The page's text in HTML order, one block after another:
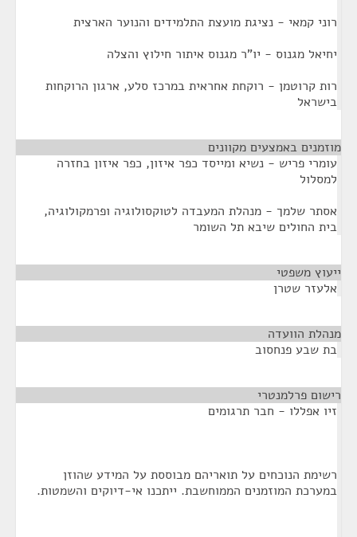
רוני קמאי - נציגת מועצת התלמידים והנוער הארצית
יחיאל מגנוס - יו"ר מגנוס איתור חילוץ והצלה
רות קרוטמן - רוקחת אחראית במרכז סלע, ארגון הרוקחות
בישראל
מוזמנים באמצעים מקוונים
עומרי פריש - נשיא ומייסד כפר איזון, כפר איזון בחזרה
למסלול
אסתר שלמך - מנהלת המעבדה לטוקסולוגיה ופרמקולוגיה,
בית החולים שיבא תל השומר
ייעוץ משפטי
אלעזר שטרן
מנהלת הוועדה
בת שבע פנחסוב
רישום פרלמנטרי
זיו אפללו - חבר תרגומים
רשימת הנוכחים על תואריהם מבוססת על המידע שהוזן
במערכת המוזמנים הממוחשבת. ייתכנו אי-דיוקים והשמטות.